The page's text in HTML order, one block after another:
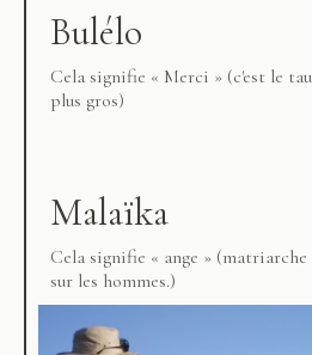
Bulélo
Cela signifie « Merci » (c'est le
plus gros)
Malaïka
Cela signifie « ange » (matriarche
sur les hommes.)